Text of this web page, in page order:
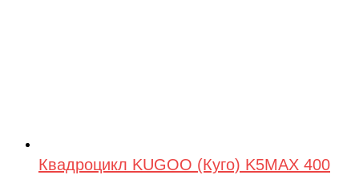
Квадроцикл KUGOO (Куго) K5MAX 400